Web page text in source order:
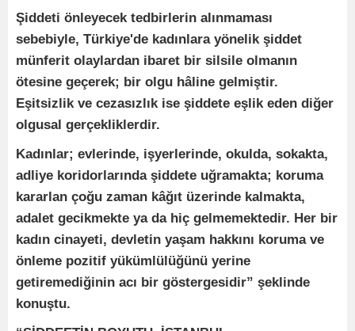
Şiddeti önleyecek tedbirlerin alınmaması
sebebiyle, Türkiye'de kadınlara yönelik şiddet
münferit olaylardan ibaret bir silsile olmanın
ötesine geçerek; bir olgu hâline gelmiştir.
Eşitsizlik ve cezasızlık ise şiddete eşlik eden diğer
olgusal gerçekliklerdir.
Kadınlar; evlerinde, işyerlerinde, okulda, sokakta,
adliye koridorlarında şiddete uğramakta; koruma
kararlan çoğu zaman kâğıt üzerinde kalmakta,
adalet gecikmekte ya da hiç gelmemektedir. Her bir
kadın cinayeti, devletin yaşam hakkını koruma ve
önleme pozitif yükümlülüğünü yerine
getiremediğinin acı bir göstergesidir” şeklinde
konuştu.